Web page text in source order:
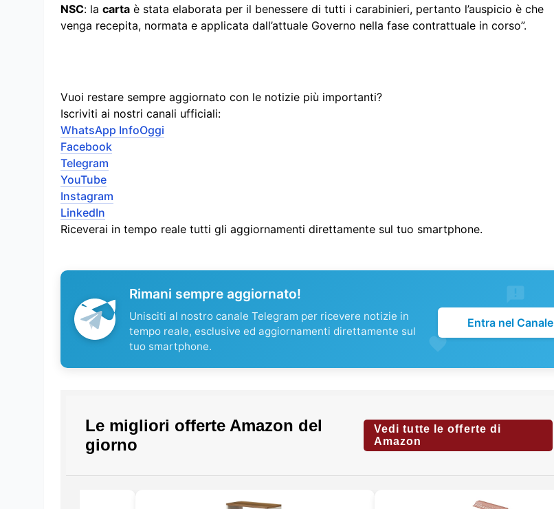
NSC: la carta è stata elaborata per il benessere di tutti i carabinieri, pertanto l’auspicio è che
venga recepita, normata e applicata dall’attuale Governo nella fase contrattuale in corso”.
Vuoi restare sempre aggiornato con le notizie più importanti?
Iscriviti ai nostri canali ufficiali:
WhatsApp InfoOggi
Facebook
Telegram
YouTube
Instagram
LinkedIn
Riceverai in tempo reale tutti gli aggiornamenti direttamente sul tuo smartphone.
Rimani sempre aggiornato!
Unisciti al nostro canale Telegram per ricevere notizie in
tempo reale, esclusive ed aggiornamenti direttamente sul
tuo smartphone.
Entra nel Canale